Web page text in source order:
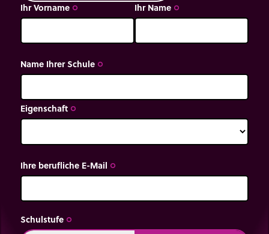
Ihr Vorname trip_origin Ihr Name trip_origin
Name Ihrer Schule trip_origin
Eigenschaft trip_origin
Ihre berufliche E-Mail trip_origin
Schulstufe trip_origin